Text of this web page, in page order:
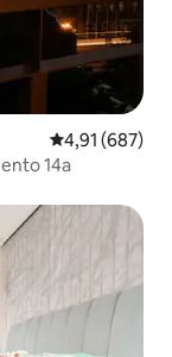
4,91 de uma
4,91 (687)
14a